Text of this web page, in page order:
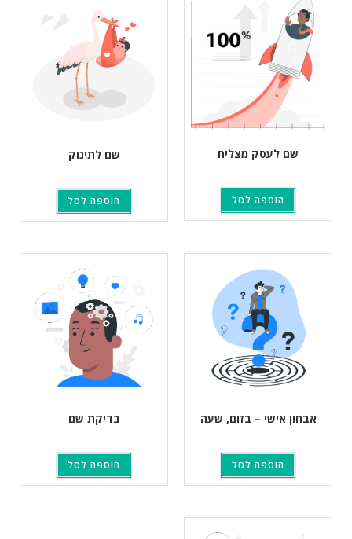
שם לעסק מצליח
הוספה לסל
שם לתינוק
הוספה לסל
אבחון אישי – בזום, שעה
הוספה לסל
בדיקת שם
הוספה לסל